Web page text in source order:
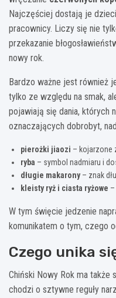
Najczęściej dostają je
pracownicy. Liczy się nie
przekazanie
nowy rok.
Bardzo ważne jest również
tylko ze względu na smak,
pojawiają się dania, których
oznaczających dobrobyt,
pierożki jiaozi – kojarzone
ryba – symbol nadmiaru i
długie makarony– znak
kleisty ryż i ciasta ryżowe
W tym święcie jedzenie
komunikatem o tym, czego
Czego unika
Chiński Nowy Rok ma
chodzi o sztywne reguły